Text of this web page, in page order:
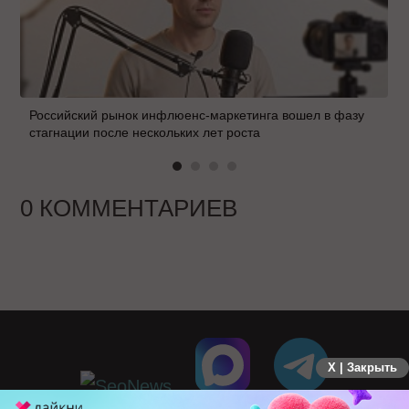
Российский рынок инфлюенс-маркетинга вошел в фазу
стагнации после нескольких лет роста
0 КОММЕНТАРИЕВ
X | Закрыть